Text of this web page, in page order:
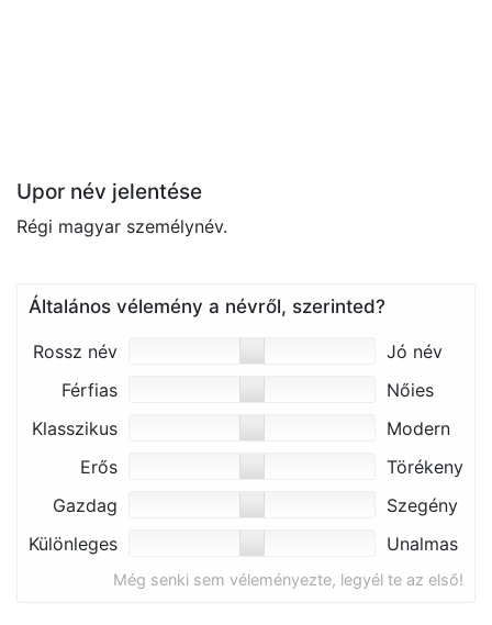
Upor név jelentése
Régi magyar személynév.
Általános vélemény a névről, szerinted?
Rossz név
Jó név
Férfias
Nőies
Klasszikus
Modern
Erős
Törékeny
Gazdag
Szegény
Különleges
Unalmas
Még senki sem véleményezte, legyél te az első!